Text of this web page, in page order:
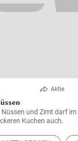
Aktie
Nüssen und Zimt darf
Kuchen auch.